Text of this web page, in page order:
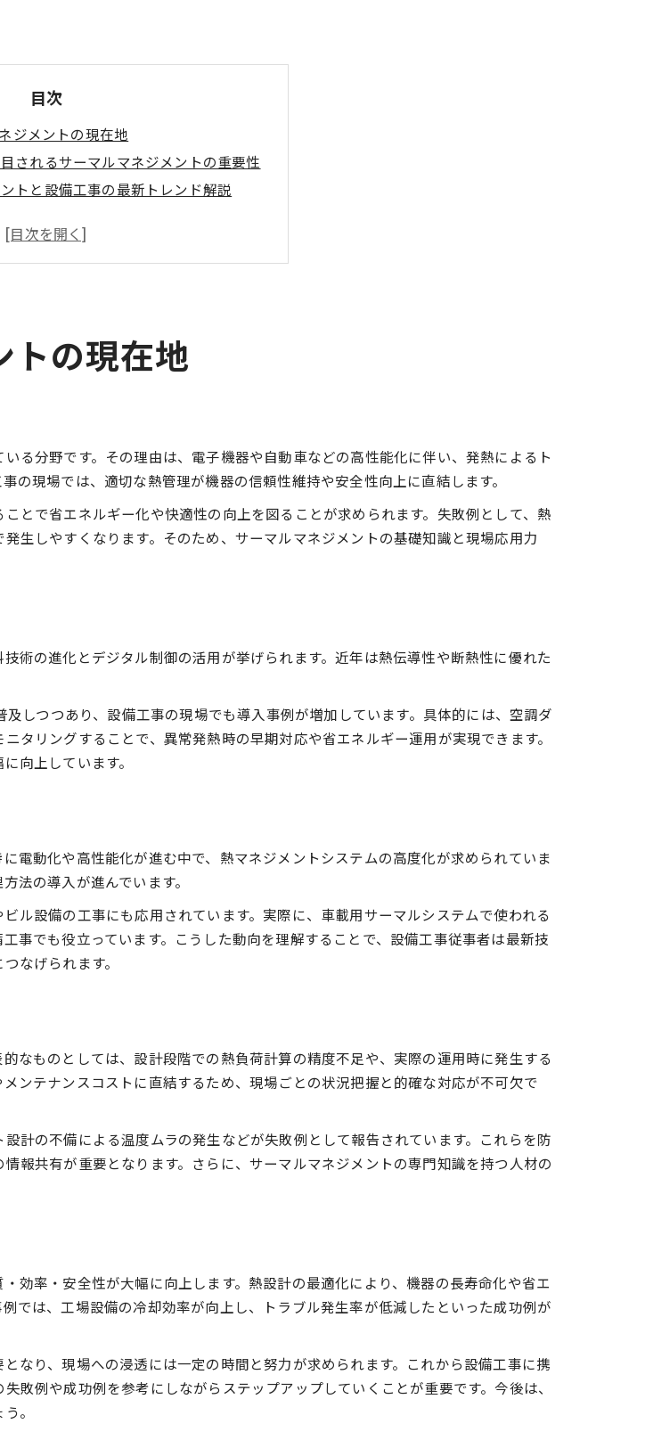
目次
ジメントの現在地
されるサーマルマネジメントの重要性
トと設備工事の最新トレンド解説
マネジメントの現場課題を探る
の選定基準と設備工事への応用
い熱マネジメント材料選びのコツ
支える設備工事現場
ーマルマネジメントの実践事例
における熱対策のポイント
高めるサーマルマネジメント活用法
工事で考える
熱対策とサーマルマネジメント戦略
例から学ぶ設備工事の熱管理法
する効果的な熱流制御の方法
テムによる過熱リスク低減の実際
ーマルマネジメントの過熱防止効果
る熱管理システムの基礎知識
は何か設備工事の観点で解説
テム導入で設備工事が変わる理由
た熱管理システムの選び方
ジメント技術と設備工事の関係
熱マネ知識まとめ
マネジメント材料の選択術
トで設備工事の品質を向上させる方法
トの現在地
る分野です。その理由は、電子機器や自動車などの高性能化に伴い、発熱によるト
現場では、適切な熱管理が機器の信頼性維持や安全性向上に直結します。
とで省エネルギー化や快適性の向上を図ることが求められます。失敗例として、熱
生しやすくなります。そのため、サーマルマネジメントの基礎知識と現場応用力
術の進化とデジタル制御の活用が挙げられます。近年は熱伝導性や断熱性に優れた
しつつあり、設備工事の現場でも導入事例が増加しています。具体的には、空調ダ
タリングすることで、異常発熱時の早期対応や省エネルギー運用が実現できます。
向上しています。
電動化や高性能化が進む中で、熱マネジメントシステムの高度化が求められていま
法の導入が進んでいます。
ル設備の工事にも応用されています。実際に、車載用サーマルシステムで使われる
事でも役立っています。こうした動向を理解することで、設備工事従事者は最新技
なげられます。
なものとしては、設計段階での熱負荷計算の精度不足や、実際の運用時に発生する
ンテナンスコストに直結するため、現場ごとの状況把握と的確な対応が不可欠で
計の不備による温度ムラの発生などが失敗例として報告されています。これらを防
報共有が重要となります。さらに、サーマルマネジメントの専門知識を持つ人材の
効率・安全性が大幅に向上します。熱設計の最適化により、機器の長寿命化や省エ
では、工場設備の冷却効率が向上し、トラブル発生率が低減したといった成功例が
なり、現場への浸透には一定の時間と努力が求められます。これから設備工事に携
敗例や成功例を参考にしながらステップアップしていくことが重要です。今後は、
。